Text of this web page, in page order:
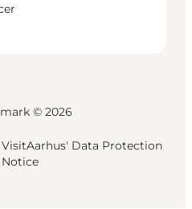
© 2026
VisitAarhus' Data Protection
Notice